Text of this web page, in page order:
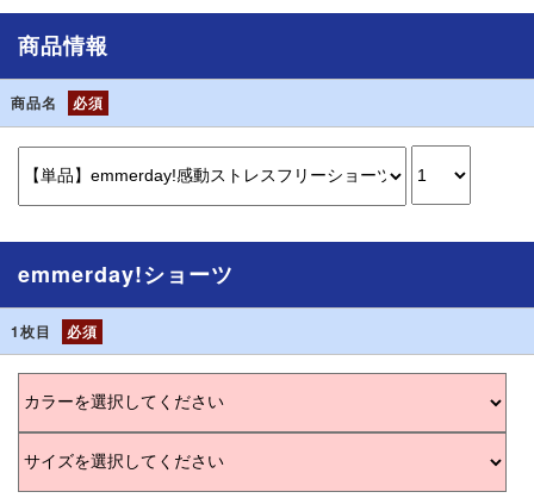
商品情報
商品名 必須
emmerday!ショーツ
1枚目 必須